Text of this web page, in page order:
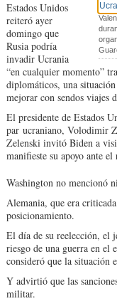
Estados Unidos
reiteró ayer
domingo que
Rusia podría
invadir Ucrania
“en cualquier momento”
diplomáticos, una
mejorar con sendos viajes
El presidente de Estados
par ucraniano, Volodimir
Zelenski invitó Biden a
manifieste su apoyo ante
Washington no mencionó
Alemania, que era
posicionamiento.
El día de su reelección, el
riesgo de una guerra en
consideró que la situación
Y advirtió que las
militar.